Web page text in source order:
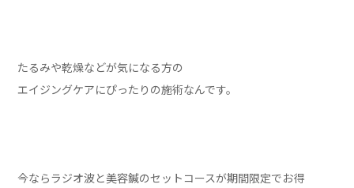
たるみや乾燥などが気になる方の
エイジングケアにぴったりの施術なんです。
今ならラジオ波と美容鍼のセットコースが期間限定でお得